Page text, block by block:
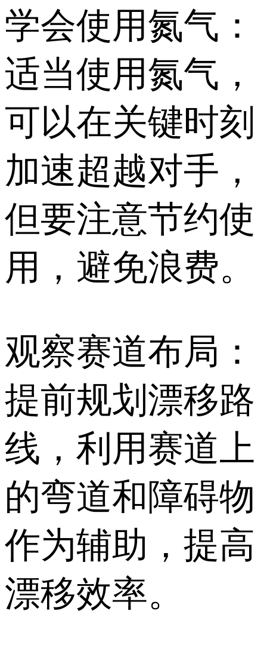
学会使用氮气：
适当使用氮气，
可以在关键时刻
加速超越对手，
但要注意节约使
用，避免浪费。
观察赛道布局：
提前规划漂移路
线，利用赛道上
的弯道和障碍物
作为辅助，提高
漂移效率。